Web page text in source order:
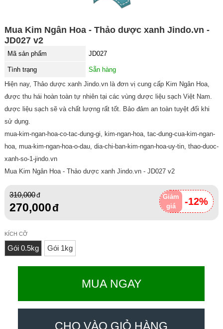
Mua Kim Ngân Hoa - Thảo dược xanh Jindo.vn -
JD027 v2
Mã sản phẩm JD027
Tình trạng
Sẵn hàng
Hiện nay, Thảo dược xanh Jindo.vn là đơn vị cung cấp Kim Ngân Hoa,
được thu hái hoàn toàn tự nhiên tại các vùng dược liệu sạch Việt Nam.
dược liệu sạch sẽ và chất lượng rất tốt. Bảo đảm an toàn tuyệt đối khi
sử dụng.
mua-kim-ngan-hoa-co-tac-dung-gi, kim-ngan-hoa, tac-dung-cua-kim-ngan-
hoa, mua-kim-ngan-hoa-o-dau, dia-chi-ban-kim-ngan-hoa-uy-tin, thao-duoc-
xanh-so-1-jindo.vn
Mua Kim Ngân Hoa - Thảo dược xanh Jindo.vn - JD027 v2
Giảm
giá
-12%
310,000
270,000
KÍCH CỠ
Gói 0.5kg Gói 1kg
MUA NGAY
CHO VÀO GIỎ HÀNG